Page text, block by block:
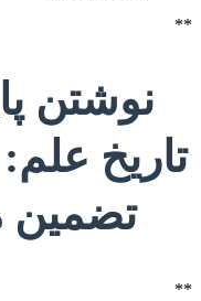
**
نوشتن
تاریخ
تضمین
**